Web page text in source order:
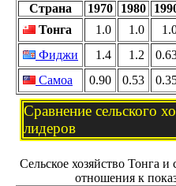
Страна
1970 1980
Тонга
1.0 1.0
Фиджи
1.4 1.2
Самоа
0.90 0.53
Сравнение сельского
лидеров
Сельское хозяйство Тонга и
отношения к